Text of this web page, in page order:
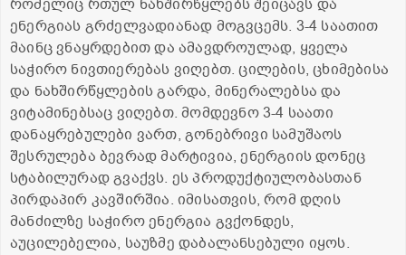
რომელიც რთულ ნახშირწყლებს შეიცავს და
ენერგიას გრძელვადიანად მოგვცემს. 3-4 საათით
მაინც ვნაყრდებით და ამავდროულად, ყველა
საჭირო ნივთიერებას ვიღებთ. ცილების, ცხიმებისა
და ნახშირწყლების გარდა, მინერალებსა და
ვიტამინებსაც ვიღებთ. მომდევნო 3-4 საათი
დანაყრებულები ვართ, გონებრივი სამუშაოს
შესრულება ბევრად მარტივია, ენერგიის დონეც
სტაბილურად გვაქვს. ეს პროდუქტიულობასთან
პირდაპირ კავშირშია. იმისათვის, რომ დღის
მანძილზე საჭირო ენერგია გვქონდეს,
აუცილებელია, საუზმე დაბალანსებული იყოს.